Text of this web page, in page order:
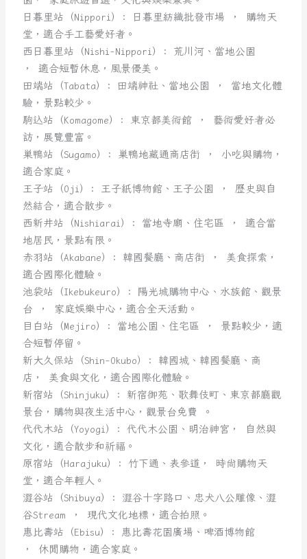
日暮里站（Nippori）: 日暮里紡織批發市場 ， 購物天
堂，適合手工藝愛好者。
西日暮里站（Nishi-Nippori）: 荒川河、當地公園
， 適合短暫休息，風景優美。
田端站（Tabata）: 田端神社、當地公園 ， 當地文化體
驗，景點較少。
駒込站（Komagome）: 東京都美術館 ， 藝術愛好者必
訪，展覽豐富。
巣鴨站（Sugamo）: 巣鴨地藏通商店街 ， 小吃與購物，
適合家庭。
王子站（Oji）: 王子紙博物館、王子公園 ， 歷史與自
然結合，適合散步。
西新井站（Nishiarai）: 當地寺廟、住宅區 ， 適合當
地居民，景點有限。
赤羽站（Akabane）: 韓國餐廳、商店街 ， 美食探索，
適合國際化體驗。
池袋站（Ikebukeuro）: 陽光城購物中心、水族館、觀景
台 ， 家庭娛樂中心，適合全天活動。
目白站（Mejiro）: 當地公園、住宅區 ， 景點較少，適
合短暫停留。
新大久保站（Shin-Okubo）: 韓國城、韓國餐廳、商
店， 美食與文化，適合國際化體驗。
新宿站（Shinjuku）: 新宿御苑、歌舞伎町、東京都廳觀
景台，購物與夜生活中心，觀景台免費 。
代代木站（Yoyogi）: 代代木公園、明治神宮， 自然與
文化，適合散步和祈福。
原宿站（Harajuku）: 竹下通、表參道， 時尚購物天
堂，適合年輕人。
澀谷站（Shibuya）: 澀谷十字路口、忠犬八公雕像、澀
谷Stream ， 現代文化地標，適合拍照。
惠比壽站（Ebisu）: 惠比壽花園廣場、啤酒博物館
， 休閒購物，適合家庭。